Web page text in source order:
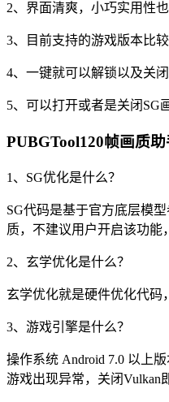
2、界面清爽，小巧实用性
3、目前支持的游戏版本比
4、一键就可以解锁以及关闭
5、可以打开或者是关闭SG
PUBGTool120帧画质
1、SG优化是什么？
SG代码是基于官方底层模
质，不建议用户开启该功能
2、玄学优化是什么？
玄学优化就是硬件优化代码
3、游戏引擎是什么？
操作系统 Android 7.0 以上
游戏出现异常，关闭Vulkan